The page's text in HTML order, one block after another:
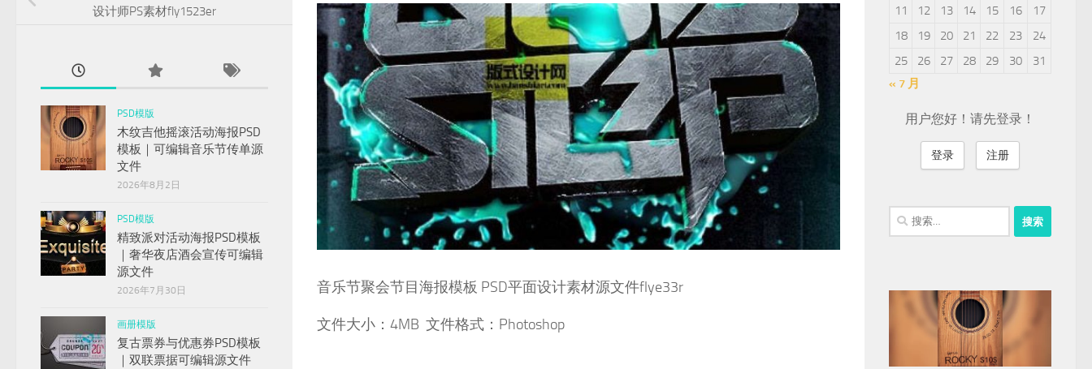
音乐节聚会节目海报模板 PSD平面设计素材源文件flye33r
文件大小：4MB 文件格式：Photoshop
设计师PS素材fly1523er
PSD模版
木纹吉他摇滚活动海报PSD
模板｜可编辑音乐节传单源
文件
2026年8月2日
PSD模版
精致派对活动海报PSD模板
｜奢华夜店酒会宣传可编辑
源文件
2026年7月30日
画册模版
复古票券与优惠券PSD模板
｜双联票据可编辑源文件
11
12 13 14 15 16
17
18
19 20 21 22 23
24
25
26 27 28 29 30
31
« 7 月
用户您好！请先登录！
登录 注册
搜
索：